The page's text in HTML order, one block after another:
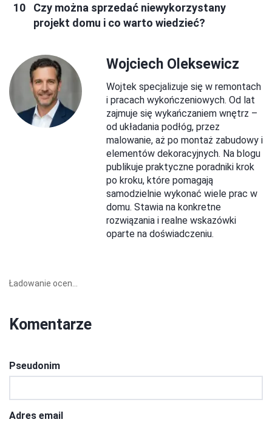
Czy można sprzedać niewykorzystany
projekt domu i co warto wiedzieć?
Wojciech Oleksewicz
Wojtek specjalizuje się w remontach
i pracach wykończeniowych. Od lat
zajmuje się wykańczaniem wnętrz –
od układania podłóg, przez
malowanie, aż po montaż zabudowy i
elementów dekoracyjnych. Na blogu
publikuje praktyczne poradniki krok
po kroku, które pomagają
samodzielnie wykonać wiele prac w
domu. Stawia na konkretne
rozwiązania i realne wskazówki
oparte na doświadczeniu.
Ładowanie ocen...
Komentarze
Pseudonim
Adres email